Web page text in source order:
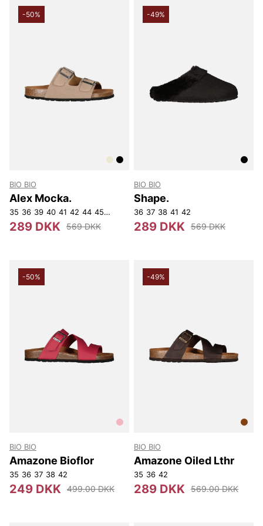
-50%
BIO BIO
Alex Mocka.
35 36 39 40 41 42 44 45 46
289 DKK 569 DKK
-49%
BIO BIO
Shape.
36 37 38 41 42
289 DKK 569 DKK
-50%
BIO BIO
Amazone Bioflor
35 36 37 38 42
249 DKK 499.00 DKK
-49%
BIO BIO
Amazone Oiled Lthr
35 36 42
289 DKK 569.00 DKK